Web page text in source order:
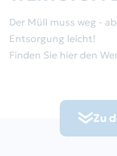
Leerungsdaten
Aktuelles
Der
Der Müll muss weg -
Entsorgung leicht!
Finden Sie hier den
Zu